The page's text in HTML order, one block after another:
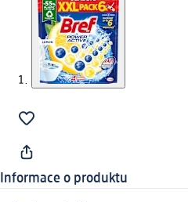
Informace o produktu